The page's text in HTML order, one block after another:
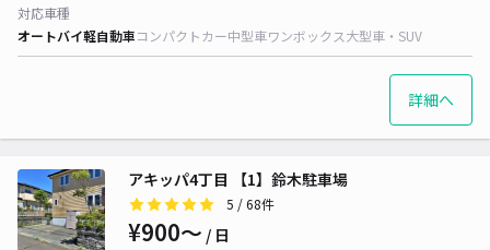
対応車種
オートバイ軽自動車コンパクトカー中型車ワンボックス大型車・SUV
詳細へ
アキッパ4丁目 【1】鈴木駐車場
5 / 68件
¥900〜 / 日